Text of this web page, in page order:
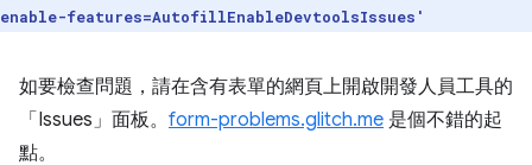
enable-features=AutofillEnableDevtoolsIssues'
如要檢查問題，請在含有表單的網頁上開啟開發人員工具的
「Issues」 面板。 form-problems.glitch.me 是個不錯的起
點。